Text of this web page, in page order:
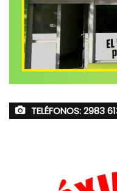
TELÉFONOS: 2983